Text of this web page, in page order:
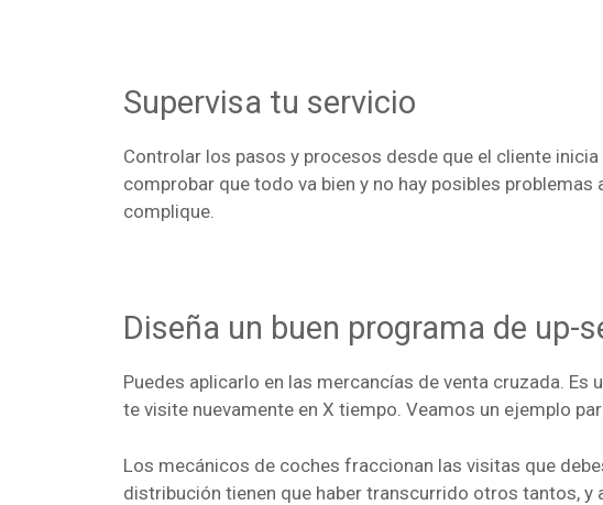
Supervisa tu servicio
Controlar los pasos y procesos desde que el cliente
comprobar que todo va bien y no hay posibles
complique.
Diseña un buen programa de up-
Puedes aplicarlo en las mercancías de venta cruzada.
te visite nuevamente en X tiempo. Veamos un ejemplo
Los mecánicos de coches fraccionan las visitas que
distribución tienen que haber transcurrido otros tantos,